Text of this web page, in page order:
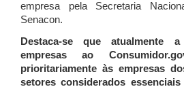
empresa pela Secretaria
Senacon.
Destaca-se que atualmente
empresas ao
prioritariamente às empresas
setores considerados